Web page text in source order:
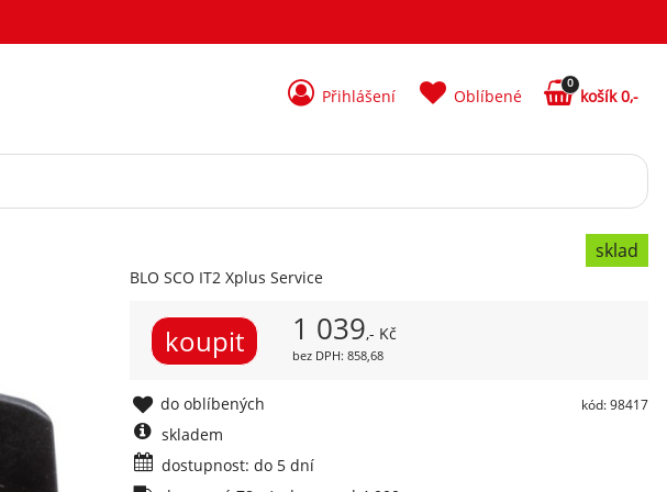
BLO SCO IT2 Xplus Service
sklad
1 039,- Kč
bez DPH: 858,68
kód: 98417
do oblíbených
skladem
dostupnost: do 5 dní
Přihlášení Oblíbené
0
košík 0,-